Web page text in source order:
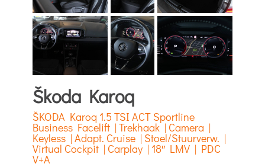
Škoda Karoq
ŠKODA Karoq 1.5 TSI ACT Sportline
Business Facelift | Trekhaak | Camera |
Keyless | Adapt. Cruise | Stoel/Stuurverw. |
Virtual Cockpit | Carplay | 18″ LMV | PDC
V+A